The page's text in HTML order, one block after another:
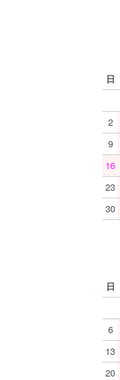
日
2
9
16
23
30
日
6
13
20